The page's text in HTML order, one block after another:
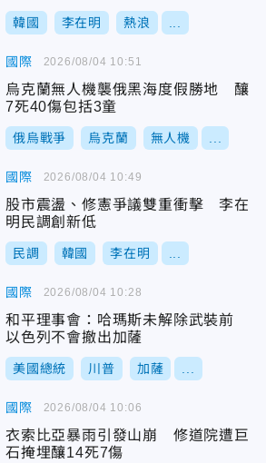
韓國 李在明 熱浪
國際
烏克蘭無人機襲俄黑海度假勝地 釀
7死40傷包括3童
俄烏戰爭 烏克蘭 無人機
2026/08/04 10:51
國際
股市震盪、修憲爭議雙重衝擊 李在
明民調創新低
民調 韓國 李在明
2026/08/04 10:49
國際
和平理事會：哈瑪斯未解除武裝前
以色列不會撤出加薩
美國總統 川普 加薩
2026/08/04 10:28
國際
衣索比亞暴雨引發山崩 修道院遭巨
石掩埋釀14死7傷
2026/08/04 10:06